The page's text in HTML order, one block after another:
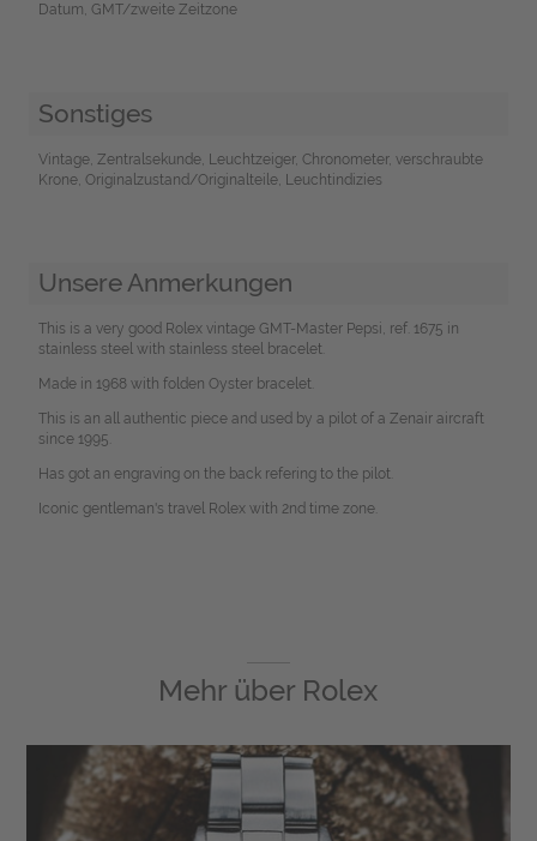
Datum, GMT/zweite Zeitzone
Sonstiges
Vintage, Zentralsekunde, Leuchtzeiger, Chronometer, verschraubte
Krone, Originalzustand/Originalteile, Leuchtindizies
Unsere Anmerkungen
This is a very good Rolex vintage GMT-Master Pepsi, ref. 1675 in
stainless steel with stainless steel bracelet.
Made in 1968 with folden Oyster bracelet.
This is an all authentic piece and used by a pilot of a Zenair aircraft
since 1995.
Has got an engraving on the back refering to the pilot.
Iconic gentleman's travel Rolex with 2nd time zone.
Mehr über Rolex